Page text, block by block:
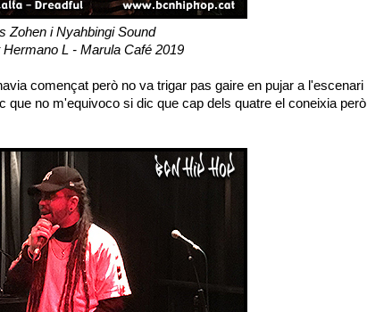
Zohen i Nyahbingi Sound
L - Marula Café 2019
començat però no va trigar pas gaire en pujar a l'escenari
que no m'equivoco si dic que cap dels quatre el coneixia però